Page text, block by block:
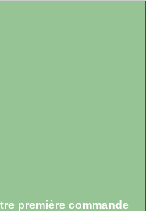
première commande